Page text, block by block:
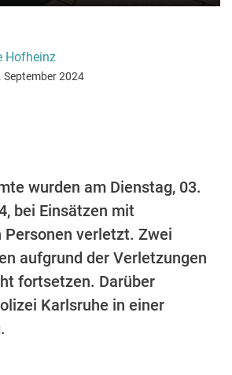
Hofheinz
September 2024
wurden am Dienstag, 03.
bei Einsätzen mit
verletzt. Zwei
aufgrund der Verletzungen
fortsetzen. Darüber
Karlsruhe in einer